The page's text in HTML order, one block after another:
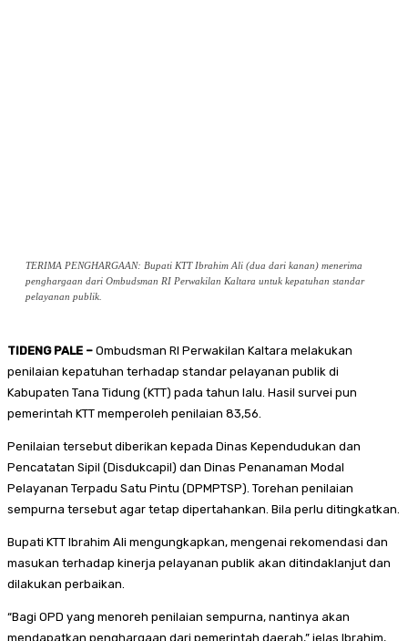
TERIMA PENGHARGAAN: Bupati KTT Ibrahim Ali (dua dari kanan) menerima
penghargaan dari Ombudsman RI Perwakilan Kaltara untuk kepatuhan standar
pelayanan publik.
TIDENG PALE – Ombudsman RI Perwakilan Kaltara melakukan
penilaian kepatuhan terhadap standar pelayanan publik di
Kabupaten Tana Tidung (KTT) pada tahun lalu. Hasil survei pun
pemerintah KTT memperoleh penilaian 83,56.
Penilaian tersebut diberikan kepada Dinas Kependudukan dan
Pencatatan Sipil (Disdukcapil) dan Dinas Penanaman Modal
Pelayanan Terpadu Satu Pintu (DPMPTSP). Torehan penilaian
sempurna tersebut agar tetap dipertahankan. Bila perlu ditingkatkan.
Bupati KTT Ibrahim Ali mengungkapkan, mengenai rekomendasi dan
masukan terhadap kinerja pelayanan publik akan ditindaklanjut dan
dilakukan perbaikan.
“Bagi OPD yang menoreh penilaian sempurna, nantinya akan
mendapatkan penghargaan dari pemerintah daerah,” jelas Ibrahim,